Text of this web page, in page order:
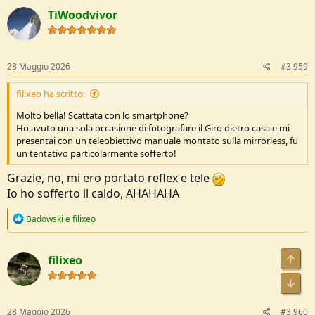
c
t
i
o
s
:
TiWoodvivor
28 Maggio 2026 #3.959
filixeo ha scritto:
Molto bella! Scattata con lo smartphone?
Ho avuto una sola occasione di fotografare il Giro dietro casa e mi
presentai con un teleobiettivo manuale montato sulla mirrorless, fu
un tentativo particolarmente sofferto!
Grazie, no, mi ero portato reflex e tele
Io ho sofferto il caldo, AHAHAHA
R
c
t
i
o
s
Badowski efilixeo
filixeo
28 Maggio 2026 #3.960